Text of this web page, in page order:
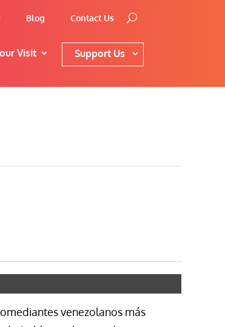
Blog Contact Us
Visit Support Us
venezolanos más